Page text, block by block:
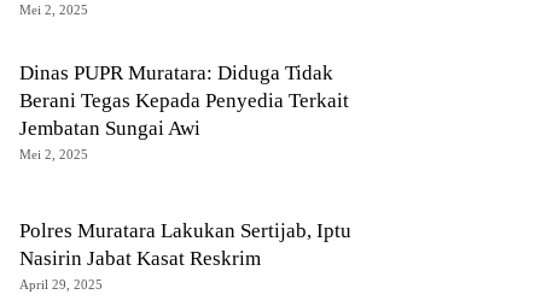
Mei 2, 2025
Dinas PUPR Muratara: Diduga Tidak
Berani Tegas Kepada Penyedia Terkait
Jembatan Sungai Awi
Mei 2, 2025
Polres Muratara Lakukan Sertijab, Iptu
Nasirin Jabat Kasat Reskrim
April 29, 2025